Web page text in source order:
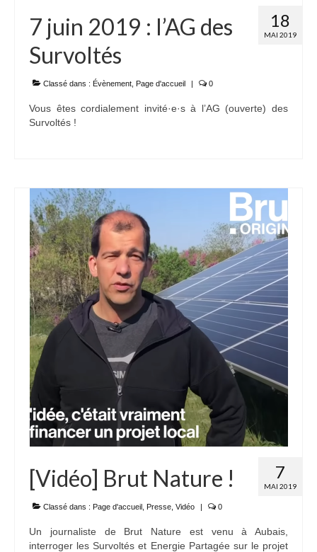
18
MAI 2019
7 juin 2019 : l’AG des
Survoltés
Classé dans : Évènement Page d'accueil | 0
Vous êtes cordialement invité·e·s à l’AG (ouverte) des
Survoltés !
7
MAI 2019
[Vidéo] Brut Nature !
Classé dans : Page d'accueil Presse Vidéo | 0
Un journaliste de Brut Nature est venu à Aubais,
interroger les Survoltés et Energie Partagée sur le projet